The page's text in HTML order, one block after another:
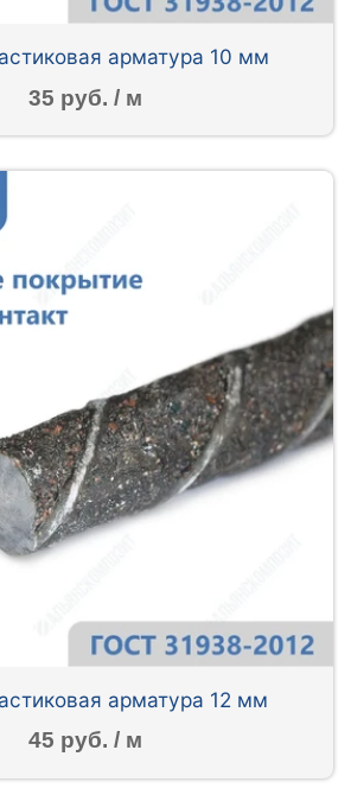
арматура 10 мм
35 руб. / м
арматура 12 мм
45 руб. / м